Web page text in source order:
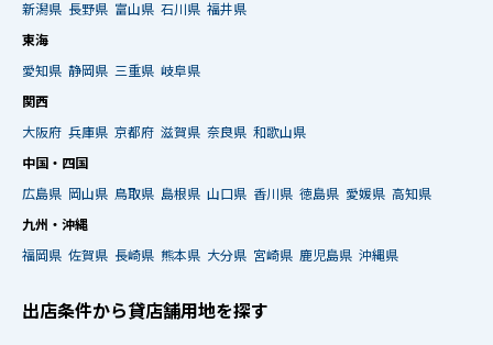
新潟県 長野県 富山県 石川県 福井県
東海
愛知県 静岡県 三重県 岐阜県
関西
大阪府 兵庫県 京都府 滋賀県 奈良県 和歌山県
中国・四国
広島県 岡山県 鳥取県 島根県 山口県 香川県 徳島県 愛媛県 高知県
九州・沖縄
福岡県 佐賀県 長崎県 熊本県 大分県 宮崎県 鹿児島県 沖縄県
出店条件から貸店舗用地を探す